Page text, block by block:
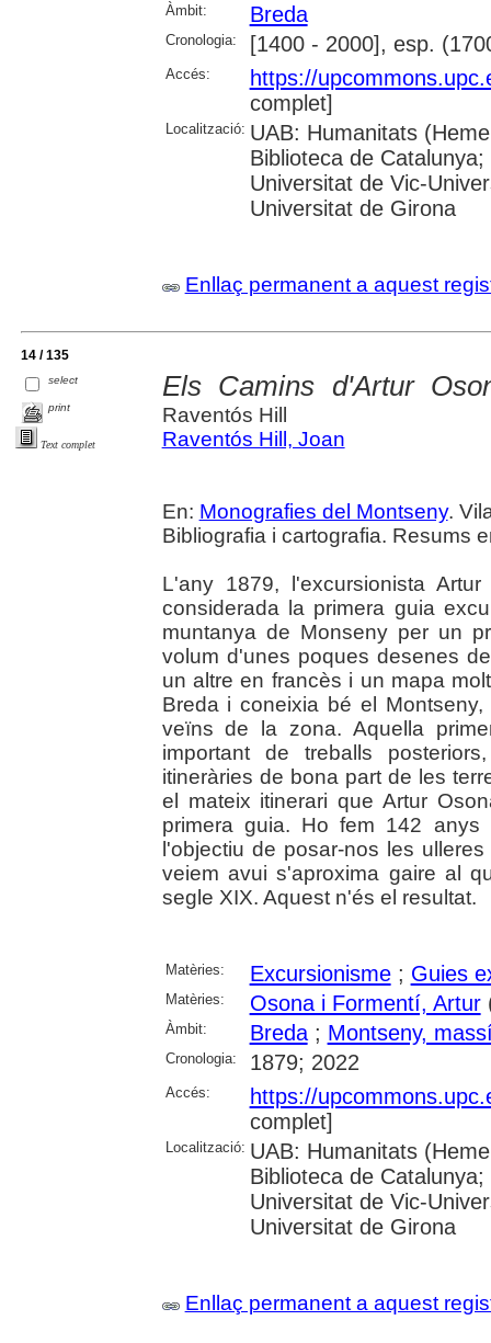
Àmbit:
Breda
Cronologia: [1400 - 2000], esp.
Accés:
https://
complet]
Localització: UAB: Humanitats
Biblioteca de
Universitat de Vic-
Universitat de Girona
Enllaç permanent a aquest
14 / 135
select
print
Text complet
Els Camins d'Artur
Raventós Hill
Raventós Hill, Joan
En: Monografies del Montseny.
Bibliografia i cartografia. Resums
L'any 1879, l'excursionista
considerada la primera guia
muntanya de Monseny per un
volum d'unes poques desenes
un altre en francès i un mapa
Breda i coneixia bé el
veïns de la zona. Aquella
important de treballs
itineràries de bona part de les
el mateix itinerari que Artur
primera guia. Ho fem 142
l'objectiu de posar-nos les
veiem avui s'aproxima gaire al
segle XIX. Aquest n'és el resultat.
Matèries: Excursionisme; Guies
Matèries: Osona i Formentí, Artur
Àmbit: Breda; Montseny,
Cronologia: 1879; 2022
Accés:
https://
complet]
Localització: UAB: Humanitats
Biblioteca de
Universitat de Vic-
Universitat de Girona
Enllaç permanent a aquest